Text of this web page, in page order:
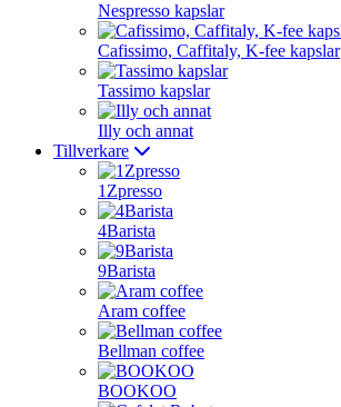
Nespresso kapslar
Cafissimo, Caffitaly, K-fee kapslar
Tassimo kapslar
Illy och annat
Tillverkare
1Zpresso
4Barista
9Barista
Aram coffee
Bellman coffee
BOOKOO